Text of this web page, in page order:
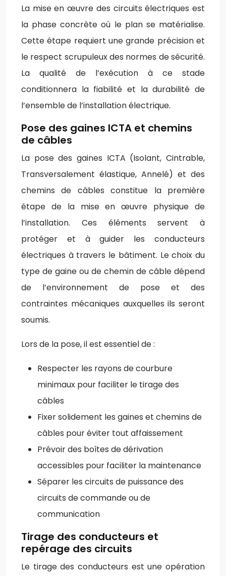
La mise en œuvre des circuits électriques est
la phase concrète où le plan se matérialise.
Cette étape requiert une grande précision et
le respect scrupuleux des normes de sécurité.
La qualité de l’exécution à ce stade
conditionnera la fiabilité et la durabilité de
l’ensemble de l’installation électrique.
Pose des gaines ICTA et chemins
de câbles
La pose des gaines ICTA (Isolant, Cintrable,
Transversalement élastique, Annelé) et des
chemins de câbles constitue la première
étape de la mise en œuvre physique de
l’installation. Ces éléments servent à
protéger et à guider les conducteurs
électriques à travers le bâtiment. Le choix du
type de gaine ou de chemin de câble dépend
de l’environnement de pose et des
contraintes mécaniques auxquelles ils seront
soumis.
Lors de la pose, il est essentiel de :
Respecter les rayons de courbure
minimaux pour faciliter le tirage des
câbles
Fixer solidement les gaines et chemins de
câbles pour éviter tout affaissement
Prévoir des boîtes de dérivation
accessibles pour faciliter la maintenance
Séparer les circuits de puissance des
circuits de commande ou de
communication
Tirage des conducteurs et
repérage des circuits
Le tirage des conducteurs est une opération